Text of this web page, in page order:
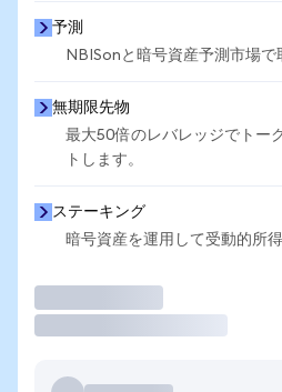
予測
NBISonと暗号資産予測市場で
無期限先物
最大50倍のレバレッジでトー
トします。
ステーキング
暗号資産を運用して受動的所